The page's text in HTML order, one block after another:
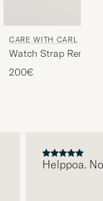
CARE WITH CARL
Watch Strap
Vuitton 20/16 mm
200€
Helppoa.